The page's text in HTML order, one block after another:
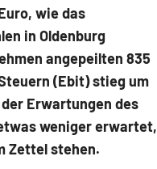
wie das
in Oldenburg
angepeilten 835
(Ebit) stieg um
Erwartungen des
weniger erwartet,
Zettel stehen.